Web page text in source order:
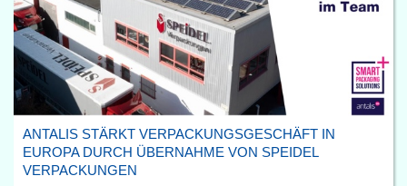
ANTALIS STÄRKT VERPACKUNGSGESCHÄFT IN
EUROPA DURCH ÜBERNAHME VON SPEIDEL
VERPACKUNGEN